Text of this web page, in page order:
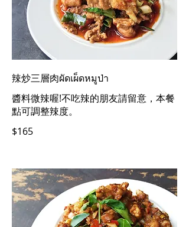
辣炒三層肉ผัดเผ็ดหมูป่า
醬料微辣喔!不吃辣的朋友請留意，本餐
點可調整辣度。
$165